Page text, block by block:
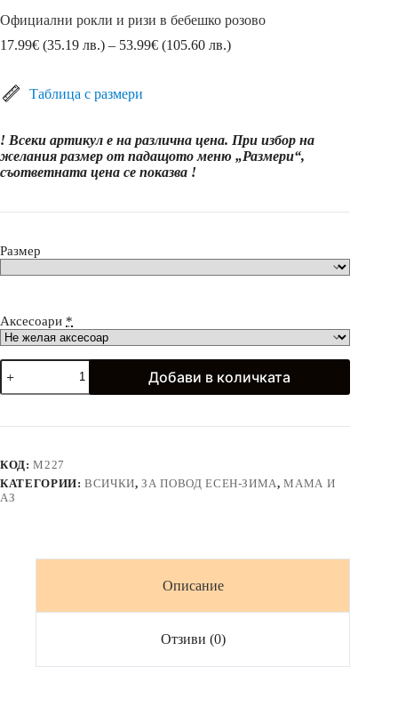
Официални рокли и ризи в бебешко розово
17.99€ (35.19 лв.) – 53.99€ (105.60 лв.)Price
53.99€
(105.60
Таблица с размери
! Всеки артикул е на различна цена. При избор на
желания размер от падащото меню „Размери“,
съответната цена се показва !
Размер
Аксесоари *
количество
за
Официални
и
бебешко
розово
Добави в количката
КОД:M227
КАТЕГОРИИ:ВСИЧКИ,ЗА ПОВОД ЕСЕН-ЗИМА,МАМА И
АЗ
Описание
Отзиви (0)